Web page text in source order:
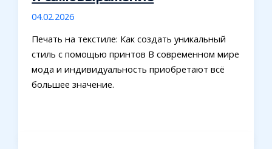
04.02.2026
Печать на текстиле: Как создать уникальный
стиль с помощью принтов В современном мире
мода и индивидуальность приобретают всё
большее значение.